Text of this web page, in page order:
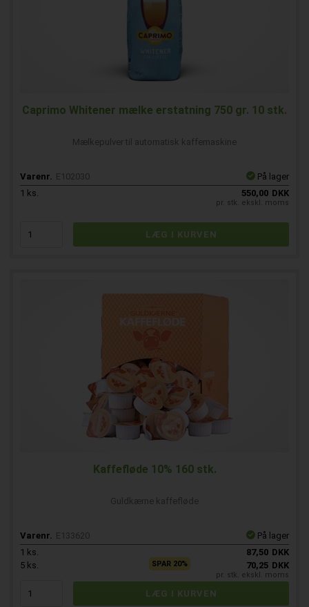
Caprimo Whitener mælke erstatning 750 gr. 10 stk.
Mælkepulver til automatisk kaffemaskine
Varenr. E102030
På lager
1 ks. 550,00 DKK
pr. stk. ekskl. moms
Kaffefløde 10% 160 stk.
Guldkærne kaffefløde
Varenr. E133620
På lager
1 ks. 87,50 DKK
5 ks. SPAR 20% 70,25 DKK
pr. stk. ekskl. moms